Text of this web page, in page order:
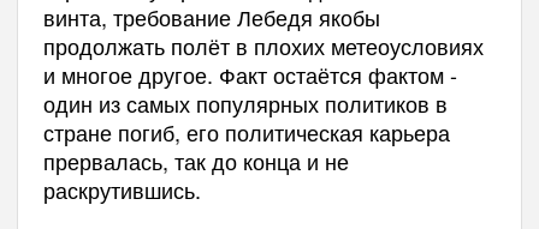
винта, требование Лебедя якобы
продолжать полёт в плохих метеоусловиях
и многое другое. Факт остаётся фактом -
один из самых популярных политиков в
стране погиб, его политическая карьера
прервалась, так до конца и не
раскрутившись.